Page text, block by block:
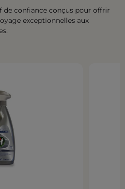
de confiance conçus pour offrir
exceptionnelles aux